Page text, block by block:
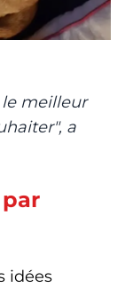
meilleur
a
idées